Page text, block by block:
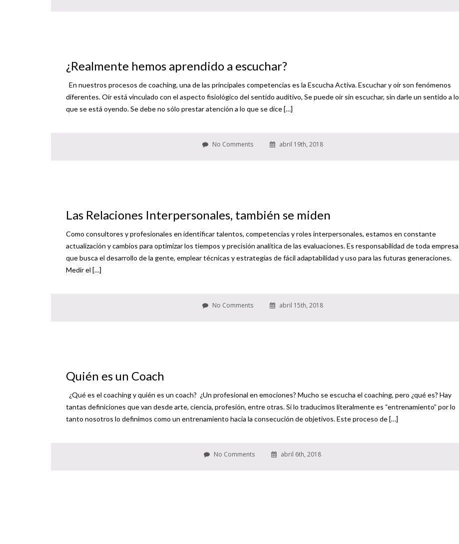
¿Realmente hemos aprendido a escuchar?
En nuestros procesos de coaching, una de las principales competencias es la Escucha Activa. Escuchar y oír son fenómenos
diferentes. Oír está vinculado con el aspecto fisiológico del sentido auditivo, Se puede oír sin escuchar, sin darle un sentido a lo
que se está oyendo. Se debe no sólo prestar atención a lo que se dice […]
No Comments abril 19th, 2018
Las Relaciones Interpersonales, también se miden
Como consultores y profesionales en identificar talentos, competencias y roles interpersonales, estamos en constante
actualización y cambios para optimizar los tiempos y precisión analítica de las evaluaciones. Es responsabilidad de toda empresa
que busca el desarrollo de la gente, emplear técnicas y estrategias de fácil adaptabilidad y uso para las futuras generaciones.
Medir el […]
No Comments abril 15th, 2018
Quién es un Coach
¿Qué es el coaching y quién es un coach? ¿Un profesional en emociones? Mucho se escucha el coaching, pero ¿qué es? Hay
tantas definiciones que van desde arte, ciencia, profesión, entre otras. Si lo traducimos literalmente es “entrenamiento” por lo
tanto nosotros lo definimos como un entrenamiento hacia la consecución de objetivos. Este proceso de […]
No Comments abril 6th, 2018